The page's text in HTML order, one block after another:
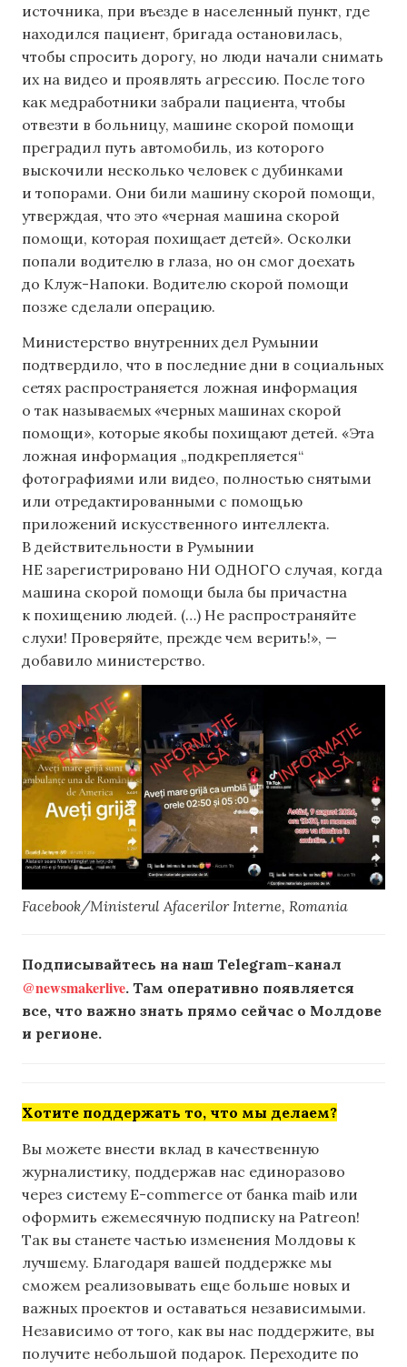
источника, при въезде в населенный пункт, где
находился пациент, бригада остановилась,
чтобы спросить дорогу, но люди начали снимать
их на видео и проявлять агрессию. После того
как медработники забрали пациента, чтобы
отвезти в больницу, машине скорой помощи
преградил путь автомобиль, из которого
выскочили несколько человек с дубинками
и топорами. Они били машину скорой помощи,
утверждая, что это «черная машина скорой
помощи, которая похищает детей». Осколки
попали водителю в глаза, но он смог доехать
до Клуж-Напоки. Водителю скорой помощи
позже сделали операцию.
Министерство внутренних дел Румынии
подтвердило, что в последние дни в социальных
сетях распространяется ложная информация
о так называемых «черных машинах скорой
помощи», которые якобы похищают детей. «Эта
ложная информация „подкрепляется“
фотографиями или видео, полностью снятыми
или отредактированными с помощью
приложений искусственного интеллекта.
В действительности в Румынии
НЕ зарегистрировано НИ ОДНОГО случая, когда
машина скорой помощи была бы причастна
к похищению людей. (…) Не распространяйте
слухи! Проверяйте, прежде чем верить!», —
добавило министерство.
Facebook/Ministerul Afacerilor Interne, Romania
Подписывайтесь на наш Telegram-канал
@newsmakerlive. Там оперативно появляется
все, что важно знать прямо сейчас о Молдове
и регионе.
Хотите поддержать то, что мы делаем?
Вы можете внести вклад в качественную
журналистику, поддержав нас единоразово
через систему E-commerce от банка maib или
оформить ежемесячную подписку на Patreon!
Так вы станете частью изменения Молдовы к
лучшему. Благодаря вашей поддержке мы
сможем реализовывать еще больше новых и
важных проектов и оставаться независимыми.
Независимо от того, как вы нас поддержите, вы
получите небольшой подарок. Переходите по